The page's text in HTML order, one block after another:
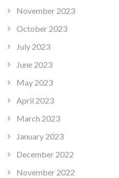
November 2023
October 2023
July 2023
June 2023
May 2023
April 2023
March 2023
January 2023
December 2022
November 2022